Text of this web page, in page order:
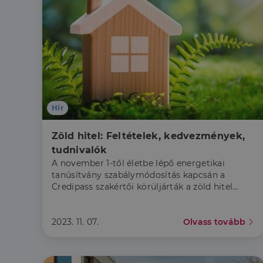
Hír
Zöld hitel: Feltételek, kedvezmények,
tudnivalók
A november 1-től életbe lépő energetikai
tanúsítvány szabálymódosítás kapcsán a
Credipass szakértői körüljárták a zöld hitel
2023. 11. 07. Olvass tovább
Név
_ga_F4MKCEZ8P5
_ga
Név
Domain
IDE
Google
bcookie
_fbp
Inc.
.dh.hu
Név
Szolgáltató
Domain
_lang